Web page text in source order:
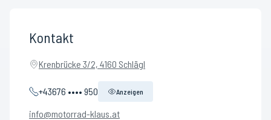
Kontakt
Krenbrücke 3/2, 4160 Schlägl
+43676 •••• 950 Anzeigen
info@motorrad-klaus.at